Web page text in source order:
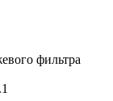
фильтра